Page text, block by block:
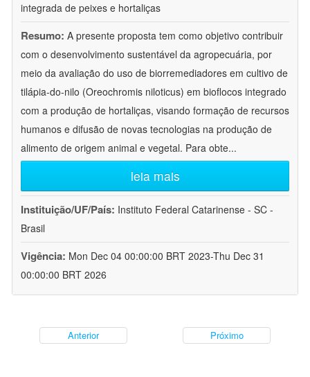
integrada de peixes e hortaliças
Resumo: A presente proposta tem como objetivo contribuir
com o desenvolvimento sustentável da agropecuária, por
meio da avaliação do uso de biorremediadores em cultivo de
tilápia-do-nilo (Oreochromis niloticus) em bioflocos integrado
com a produção de hortaliças, visando formação de recursos
humanos e difusão de novas tecnologias na produção de
alimento de origem animal e vegetal. Para obte...
leia mais
Instituição/UF/País: Instituto Federal Catarinense - SC -
Brasil
Vigência: Mon Dec 04 00:00:00 BRT 2023-Thu Dec 31
00:00:00 BRT 2026
Anterior Próximo